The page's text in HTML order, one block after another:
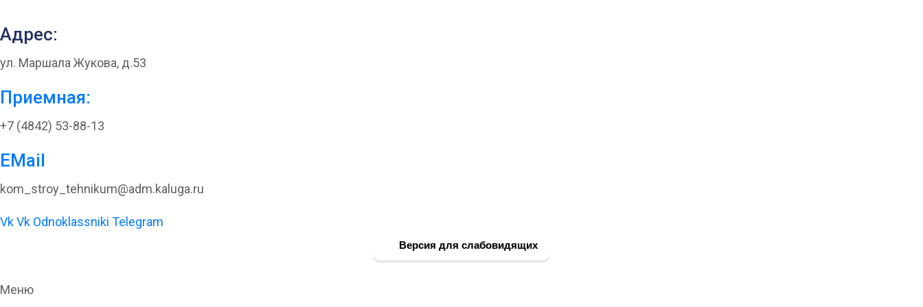
Адрес:
ул. Маршала Жукова, д.53
Приемная:
+7 (4842) 53-88-13
EMail
kom_stroy_tehnikum@adm.kaluga.ru
VkVk Odnoklassniki Telegram
Версия для слабовидящих
Меню